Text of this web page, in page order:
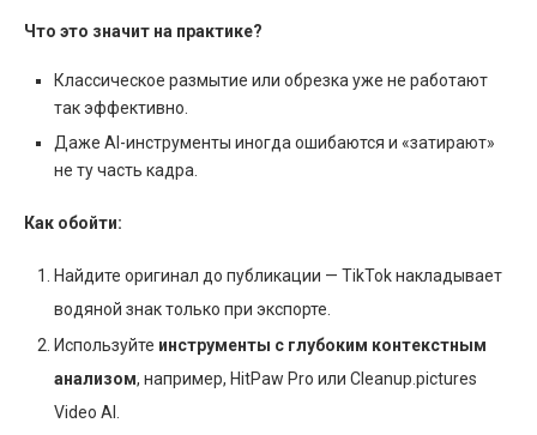
Что это значит на практике?
Классическое размытие или обрезка уже не работают
так эффективно.
Даже AI-инструменты иногда ошибаются и «затирают»
не ту часть кадра.
Как обойти:
Найдите оригинал до публикации — TikTok накладывает
водяной знак только при экспорте.
Используйте инструменты с глубоким контекстным
анализом, например, HitPaw Pro или Cleanup.pictures
Video AI.